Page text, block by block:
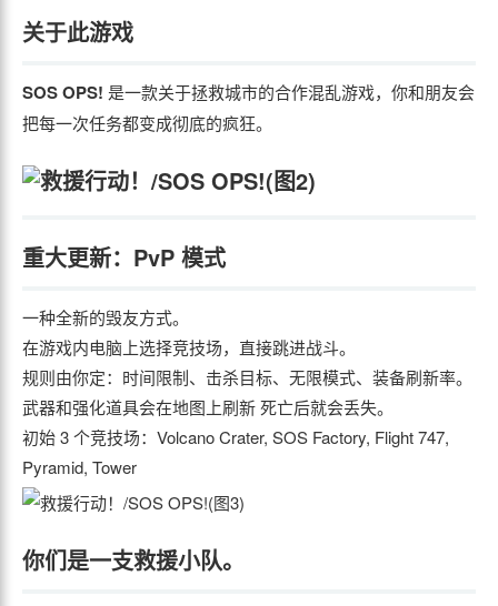
关于此游戏
SOS OPS! 是一款关于拯救城市的合作混乱游戏，你和朋友会
把每一次任务都变成彻底的疯狂。
重大更新：PvP 模式
一种全新的毁友方式。
在游戏内电脑上选择竞技场，直接跳进战斗。
规则由你定：时间限制、击杀目标、无限模式、装备刷新率。
武器和强化道具会在地图上刷新 死亡后就会丢失。
初始 3 个竞技场：Volcano Crater, SOS Factory, Flight 747,
Pyramid, Tower
你们是一支救援小队。